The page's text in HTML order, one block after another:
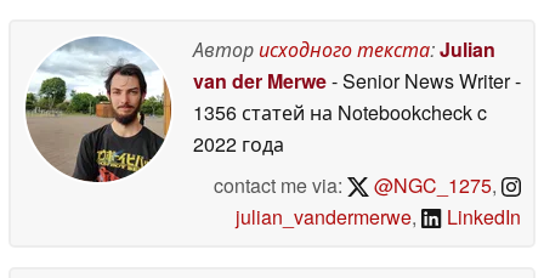
Авторисходного текста:Julian
van der Merwe- Senior News Writer-
1356 статей на Notebookcheckc
2022 года
contact me via:
@NGC_1275,
julian_vandermerwe, LinkedIn